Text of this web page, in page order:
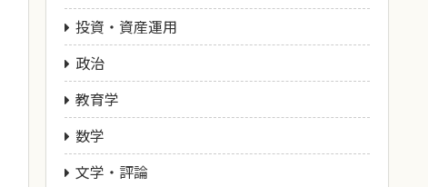
投資・資産運用
政治
教育学
数学
文学・評論